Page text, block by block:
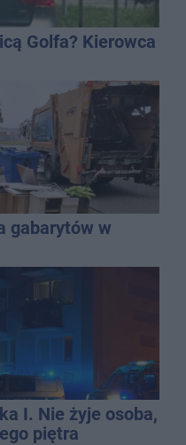
Golfa? Kierowca
gabarytów w
I. Nie żyje osoba,
piętra